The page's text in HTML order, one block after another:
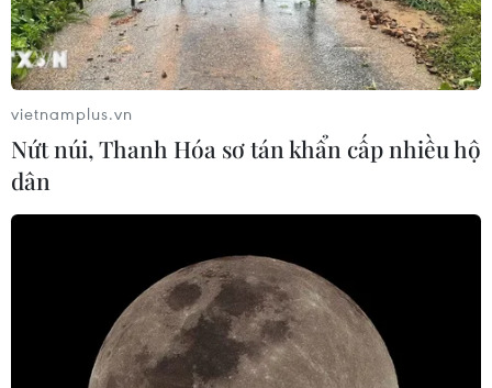
vietnamplus.vn
Nứt núi, Thanh Hóa sơ tán khẩn cấp nhiều hộ
dân